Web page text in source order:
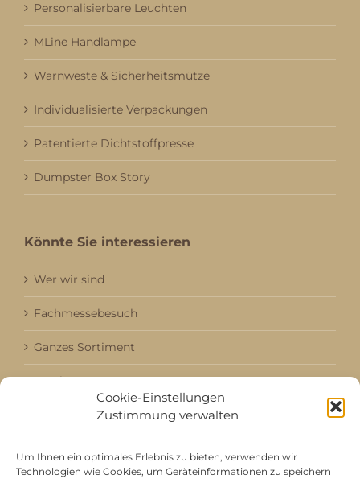
Cookie-Einstellungen
Zustimmung verwalten
Um Ihnen ein optimales Erlebnis zu bieten, verwenden wir
Technologien wie Cookies, um Geräteinformationen zu speichern
Personalisierbare Leuchten
MLine Handlampe
Warnweste & Sicherheitsmütze
Individualisierte Verpackungen
Patentierte Dichtstoffpresse
Dumpster Box Story
Könnte Sie interessieren
Wer wir sind
Fachmessebesuch
Ganzes Sortiment
Kataloge
Aktuell / Saison